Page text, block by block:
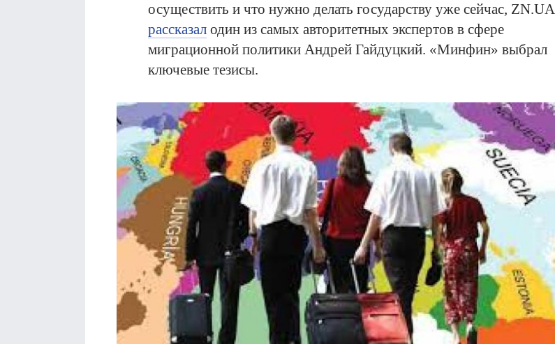
осуществить и что нужно делать государству уже сейчас, ZN.UA
рассказал один из самых авторитетных экспертов в сфере
миграционной политики Андрей Гайдуцкий. «Минфин» выбрал
ключевые тезисы.